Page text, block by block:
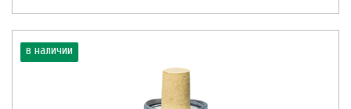
в наличии